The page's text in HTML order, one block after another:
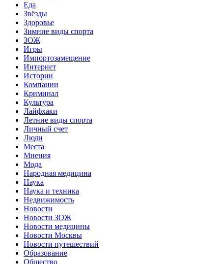
Еда
Звёзды
Здоровье
Зимние виды спорта
ЗОЖ
Игры
Импортозамещение
Интернет
Истории
Компании
Криминал
Культура
Лайфхаки
Летние виды спорта
Личный счет
Люди
Места
Мнения
Мода
Народная медицина
Наука
Наука и техника
Недвижимость
Новости
Новости ЗОЖ
Новости медицины
Новости Москвы
Новости путешествий
Образование
Общество